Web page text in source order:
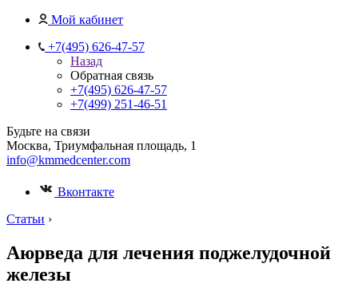
Мой кабинет
+7(495) 626-47-57
Назад
Обратная связь
+7(495) 626-47-57
+7(499) 251-46-51
Будьте на связи
Москва, Триумфальная площадь, 1
info@kmmedcenter.com
Вконтакте
Статьи ›
Аюрведа для лечения поджелудочной
железы